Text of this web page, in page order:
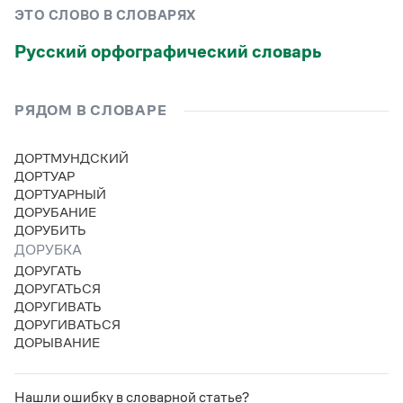
Словари русского языка как государственного
для школьников
Письмовник
Справочник по пунктуации
Словарь-справочник трудностей
Справочник по фразеологии
Азбучные истины
Словарь-справочник непростые слова
Все справочники портала
Новости и события
Словарь русских имён
Словарь методических терминов
(1956)
ЭТО СЛОВО В СЛОВАРЯХ
Русский орфографический словарь
РЯДОМ В СЛОВАРЕ
ДОРТМУНДСКИЙ
ДОРТУАР
ДОРТУАРНЫЙ
ДОРУБАНИЕ
ДОРУБИТЬ
ДОРУБКА
ДОРУГАТЬ
ДОРУГАТЬСЯ
ДОРУГИВАТЬ
ДОРУГИВАТЬСЯ
ДОРЫВАНИЕ
Нашли ошибку в словарной статье?